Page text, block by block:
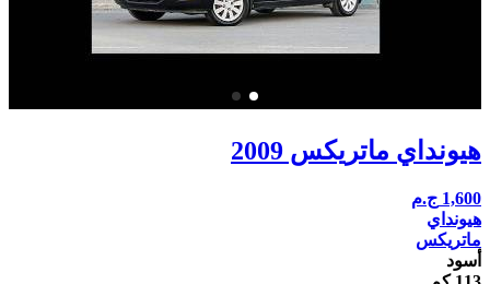
هيونداي ماتريكس 2009
1,600 ج.م
هيونداي
ماتريكس
أسود